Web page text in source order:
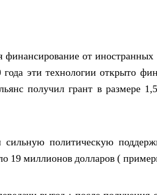
от
эти технологии открыто
получил грант в размере
сильную политическую
19 миллионов долларов (